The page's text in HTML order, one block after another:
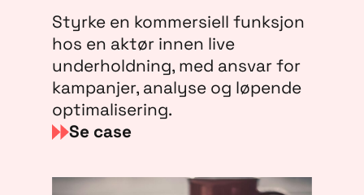
Styrke en kommersiell funksjon
hos en aktør innen live
underholdning, med ansvar for
kampanjer, analyse og løpende
optimalisering.
Se case